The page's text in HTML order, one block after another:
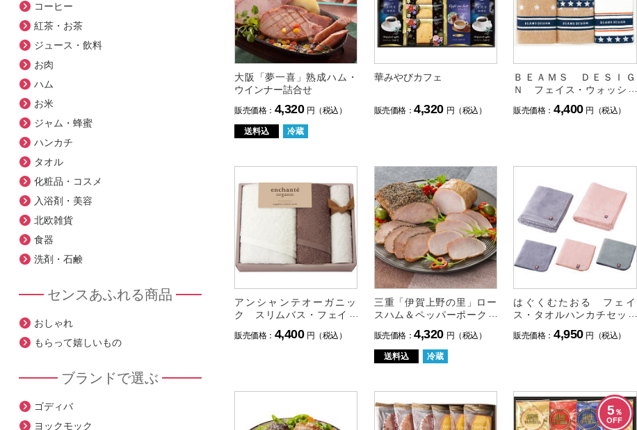
大阪「夢一喜」熟成ハム・
ウインナー詰合せ
販売価格： 4,320 円（税込）
送料込 冷蔵
華みやびカフェ
販売価格：4,320 円（税込）
ＢＥＡＭＳ ＤＥＳＩＧ
Ｎ フェイス・ウォッシュ
タオルセット
販売価格：4,400 円（税込）
アンシャンテオーガニッ
ク スリムバス・フェイス
ット
販売価格： 4,400 円（税込）
三重「伊賀上野の里」ロー
スハム＆ペッパーポーク詰
販売価格：4,320 円（税込）
送料込 冷蔵
はぐくむたおる フェイ
ス・タオルハンカチセット
販売価格：4,950 円（税込）
5 ％
OFF
コーヒー
紅茶・お茶
ジュース・飲料
お肉
ハム
お米
ジャム・蜂蜜
ハンカチ
タオル
化粧品・コスメ
入浴剤・美容
北欧雑貨
食器
洗剤・石鹸
センスあふれる商品
おしゃれ
もらって嬉しいもの
ブランドで選ぶ
ゴディバ
ヨックモック